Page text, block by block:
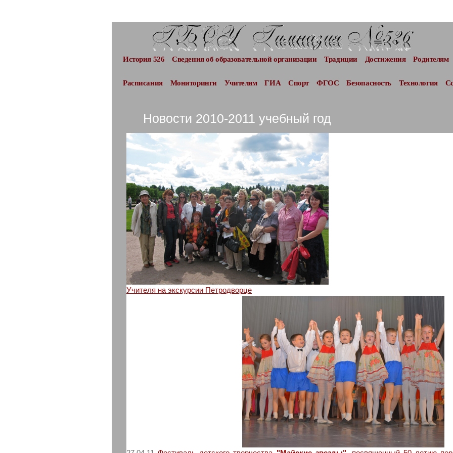
История 526 Сведения об образовательной организации Традиции Достижения Родителям
Расписания Мониторинги Учителям ГИА Спорт ФГОС Безопасность Технология
Новости 2010-2011 учебный год
Учителя на экскурсии Петродворце